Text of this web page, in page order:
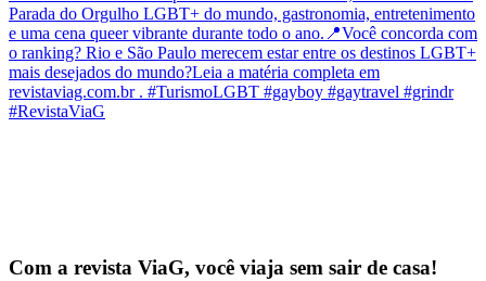
Com a revista ViaG, você viaja sem sair de casa!